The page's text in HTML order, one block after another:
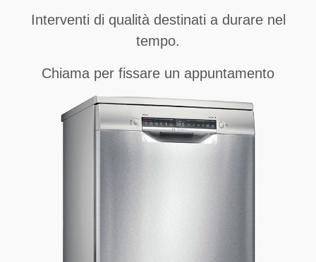
Interventi di qualità destinati a durare nel
tempo.
Chiama per fissare un appuntamento